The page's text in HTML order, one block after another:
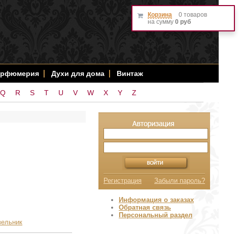
Духи для дома Винтаж
Q R S T U V W X Y Z
Корзина
0 товаров
на сумму 0 руб
Регистрация Забыли пароль?
Информация о заказах
Обратная связь
Персональный раздел